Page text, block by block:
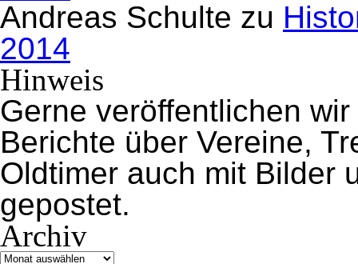
Andreas Schulte zu
2014
Hinweis
Gerne veröffentlichen
Berichte über Vereine,
Oldtimer auch mit Bilder
gepostet.
Archiv
Archiv